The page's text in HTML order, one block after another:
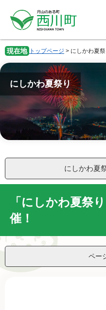
先
頭
で
を
飛
ば
本
へ
現在地 トップページ > にしかわ夏祭
にしかわ夏祭り
にしかわ夏
「にしかわ夏祭
催！
ペー